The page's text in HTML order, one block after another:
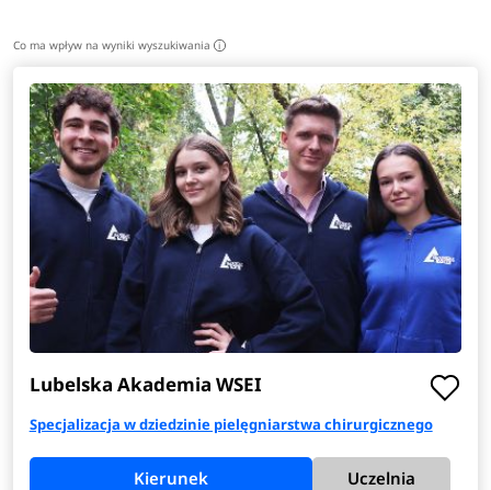
Co ma wpływ na wyniki wyszukiwania i
Lubelska Akademia WSEI
Specjalizacja w dziedzinie pielęgniarstwa chirurgicznego
Kierunek Uczelnia